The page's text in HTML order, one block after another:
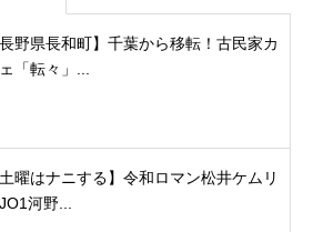
長野県長和町】千葉から移転！古民家カ
「転々」...
土曜はナニする】令和ロマン松井ケムリ
河野...